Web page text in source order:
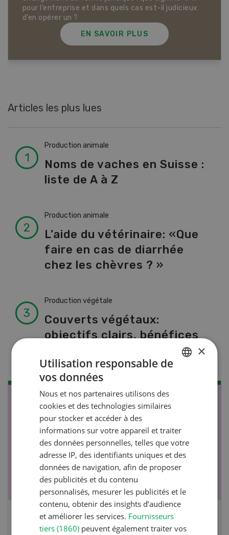
Dossier Articles biologiques
EN SAVOIR PLUS
Articles les plus lues
Production animale
Noms de vaches en Suisse :
liste de A à Z
Production animale
L’aide du vétérinaire: «Que
faire en cas de diarrhée
chez les chèvres ? »
Production végétale
Couverts végétaux:
objectifs clairs, bénéfices
NOV
-
JAN
26
Cours spécialisé Aquaculture
×
Utilisation responsable de
vos données
Nous et nos partenaires utilisons des
cookies et des technologies similaires
pour stocker et accéder à des
informations sur votre appareil et traiter
des données personnelles, telles que votre
adresse IP, des identifiants uniques et des
données de navigation, afin de proposer
des publicités et du contenu
personnalisés, mesurer les publicités et le
contenu, obtenir des insights d’audience
et améliorer les services. Fournisseurs
tiers (1860) peuvent également traiter vos